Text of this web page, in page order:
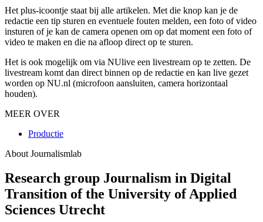
Het plus-icoontje staat bij alle artikelen. Met die knop kan je de
redactie een tip sturen en eventuele fouten melden, een foto of video
insturen of je kan de camera openen om op dat moment een foto of
video te maken en die na afloop direct op te sturen.
Het is ook mogelijk om via NUlive een livestream op te zetten. De
livestream komt dan direct binnen op de redactie en kan live gezet
worden op NU.nl (microfoon aansluiten, camera horizontaal
houden).
MEER OVER
Productie
About Journalismlab
Research group Journalism in Digital
Transition of the University of Applied
Sciences Utrecht